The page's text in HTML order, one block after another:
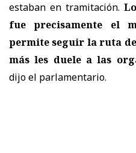
estaban en tramitación.
fue precisamente el
permite seguir la ruta
más les duele a las
dijo el parlamentario.